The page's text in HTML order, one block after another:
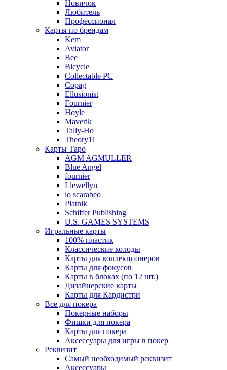
Новичок
Любитель
Профессионал
Карты по брендам
Kem
Aviator
Bee
Bicycle
Collectable PC
Copag
Ellusionist
Fournier
Hoyle
Maverik
Tally-Ho
Theory11
Карты Таро
AGM AGMULLER
Blue Angel
fournier
Llewellyn
lo scarabeo
Piatnik
Schiffer Publishing
U.S. GAMES SYSTEMS
Игральные карты
100% пластик
Классические колоды
Карты для коллекционеров
Карты для фокусов
Карты в блоках (по 12 шт.)
Дизайнерские карты
Карты для Кардистри
Все для покера
Покерные наборы
Фишки для покера
Карты для покера
Аксессуары для игры в покер
Реквизит
Самый необходимый реквизит
Аксессуары